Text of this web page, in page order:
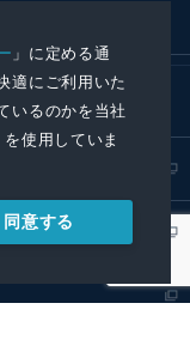
」に定める通
適にご利用いた
いるのかを当社
使用していま
同意する
リース取扱基準